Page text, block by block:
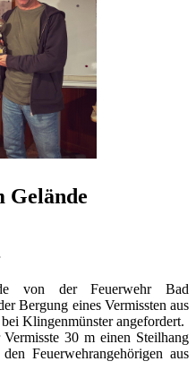
Gelände
von der Feuerwehr Bad
Bergung eines Vermissten aus
Klingenmünster angefordert.
30 m einen Steilhang
Feuerwehrangehörigen aus